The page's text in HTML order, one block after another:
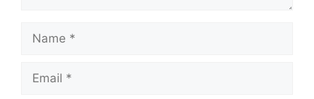
Name
Email